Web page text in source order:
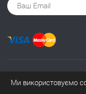
Ми використовуємо